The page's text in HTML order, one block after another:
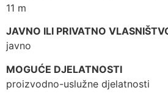
11 m
JAVNO ILI PRIVATNO
javno
MOGUĆE DJELATNOSTI
proizvodno-uslužne djelatnosti